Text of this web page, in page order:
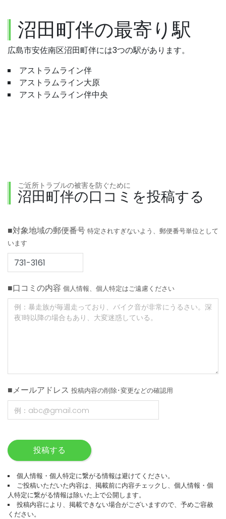
沼田町伴の最寄り駅
広島市安佐南区沼田町伴には3つの駅があります。
アストラムライン伴
アストラムライン大原
アストラムライン伴中央
ご近所トラブルの被害を防ぐために
沼田町伴の口コミを投稿する
■対象地域の郵便番号 特定されすぎないよう、郵便番号単位として
います
■口コミの内容 個人情報、個人特定はご遠慮ください
■メールアドレス 投稿内容の削除･変更などの確認用
投稿する
個人情報・個人特定に繋がる情報は避けてください。
ご投稿いただいた内容は、掲載前に内容チェックし、個人情報・個
人特定に繋がる情報は除いた上で公開します。
投稿内容により、掲載できない場合がございますので、予めご容赦
ください。